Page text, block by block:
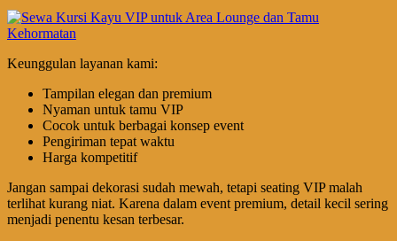
Keunggulan layanan kami:
Tampilan elegan dan premium
Nyaman untuk tamu VIP
Cocok untuk berbagai konsep event
Pengiriman tepat waktu
Harga kompetitif
Jangan sampai dekorasi sudah mewah, tetapi seating VIP malah
terlihat kurang niat. Karena dalam event premium, detail kecil sering
menjadi penentu kesan terbesar.